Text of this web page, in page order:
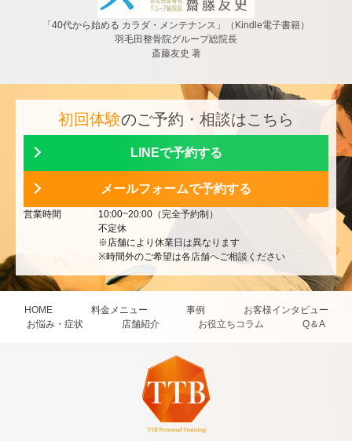
「40代から始める カラダ・メンテナンス」（Kindle電子書籍）
羽毛田整骨院グループ総院長
斎藤友史 著
初回体験のご予約・相談はこちら
LINEで予約する
メールフォームで予約する
営業時間
10:00~20:00（完全予約制）
不定休
※店舗により休業日は異なります
※時間外のご希望は各店舗へご相談ください
HOME 料金メニュー 事例
お客様インタビュー
お悩み・症状
店舗紹介 お役立ちコラム Q＆A